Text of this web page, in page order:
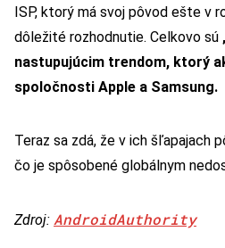
ISP, ktorý má svoj pôvod ešte v
dôležité rozhodnutie. Celkovo sú
nastupujúcim trendom, ktorý
spoločnosti Apple a Samsung.
Teraz sa zdá, že v ich šľapajach
čo je spôsobené globálnym
Zdroj: AndroidAuthority